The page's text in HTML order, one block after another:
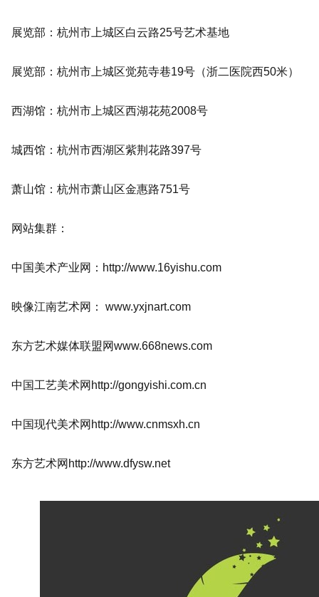
展览部：杭州市上城区白云路25号艺术基地
展览部：杭州市上城区觉苑寺巷19号（浙二医院西50米）
西湖馆：杭州市上城区西湖花苑2008号
城西馆：杭州市西湖区紫荆花路397号
萧山馆：杭州市萧山区金惠路751号
网站集群：
中国美术产业网：http://www.16yishu.com
映像江南艺术网： www.yxjnart.com
东方艺术媒体联盟网www.668news.com
中国工艺美术网http://gongyishi.com.cn
中国现代美术网http://www.cnmsxh.cn
东方艺术网http://www.dfysw.net